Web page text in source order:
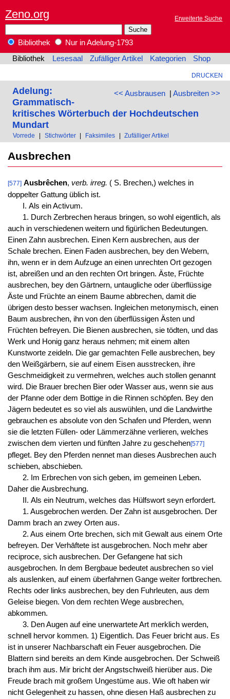
Zeno.org Erweiterte Suche
Bibliothek
Nur in Adelung-1793
Bibliothek
Lesesaal Zufälliger Artikel Kategorien Shop
DRUCKEN
<< Ausbrausen| Ausbreiten >>
Adelung:
Grammatisch-
kritisches Wörterbuch der Hochdeutschen
Mundart
Vorrede Stichwörter Faksimiles Zufälliger Artikel
Ausbrechen
[577] Ausbrêchen, verb. irreg. ( S. Brechen,) welches in
doppelter Gattung üblich ist.
I. Als ein Activum.
1. Durch Zerbrechen heraus bringen, so wohl eigentlich, als
auch in verschiedenen weitern und figürlichen Bedeutungen.
Einen Zahn ausbrechen. Einen Kern ausbrechen, aus der
Schale brechen. Einen Faden ausbrechen, bey den Webern,
ihn, wenn er in dem Aufzuge an einen unrechten Ort gezogen
ist, abreißen und an den rechten Ort bringen. Äste, Früchte
ausbrechen, bey den Gärtnern, untaugliche oder überflüssige
Äste und Früchte an einem Baume abbrechen, damit die
übrigen desto besser wachsen. Ingleichen metonymisch, einen
Baum ausbrechen, ihn von den überflüssigen Ästen und
Früchten befreyen. Die Bienen ausbrechen, sie tödten, und das
Werk und Honig ganz heraus nehmen; mit einem alten
Kunstworte zeideln. Die gar gemachten Felle ausbrechen, bey
den Weißgärbern, sie auf einem Eisen ausstrecken, ihre
Geschmeidigkeit zu vermehren, welches auch stollen genannt
wird. Die Brauer brechen Bier oder Wasser aus, wenn sie aus
der Pfanne oder dem Bottige in die Rinnen schöpfen. Bey den
Jägern bedeutet es so viel als auswühlen, und die Landwirthe
gebrauchen es absolute von den Schafen und Pferden, wenn
sie die letzten Füllen- oder Lämmerzähne verlieren, welches
zwischen dem vierten und fünften Jahre zu geschehen[577]
pfleget. Bey den Pferden nennet man dieses Ausbrechen auch
schieben, abschieben.
2. Im Erbrechen von sich geben, im gemeinen Leben.
Daher die Ausbrechung.
II. Als ein Neutrum, welches das Hülfswort seyn erfordert.
1. Ausgebrochen werden. Der Zahn ist ausgebrochen. Der
Damm brach an zwey Orten aus.
2. Aus einem Orte brechen, sich mit Gewalt aus einem Orte
befreyen. Der Verhāftete ist ausgebrochen. Noch mehr aber
reciproce, sich ausbrechen. Der Gefangene hat sich
ausgebrochen. In dem Bergbaue bedeutet ausbrechen so viel
als auslenken, auf einem überfahrnen Gange weiter fortbrechen.
Rechts oder links ausbrechen, bey den Fuhrleuten, aus dem
Geleise biegen. Von dem rechten Wege ausbrechen,
abkommen.
3. Den Augen auf eine unerwartete Art merklich werden,
schnell hervor kommen. 1) Eigentlich. Das Feuer bricht aus. Es
ist in unserer Nachbarschaft ein Feuer ausgebrochen. Die
Blattern sind bereits an dem Kinde ausgebrochen. Der Schweiß
brach ihm aus. Mir bricht der Angstschweiß hierüber aus. Die
Freude brach mit großem Ungestüme aus. Wie oft haben wir
nicht Gelegenheit zu hassen, ohne diesen Haß ausbrechen zu